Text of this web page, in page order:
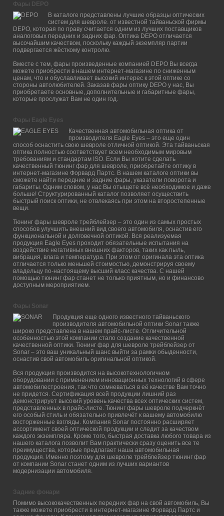
Фары DEPO
В каталоге представлены лучшие образцы оптических
систем для шевроле. от известной тайваньской фирмы
DEPO, которая по праву считается одним из лучших поставщиков
аналоговых передних и задних фар. Оптика DEPO отличается
высочайшим качеством, поскольку каждый экземпляр партии
подвергается жёсткому контролю.
Вместе с тем, фары произведенные компанией DEPO Вы всегда
можете приобрести в нашем интернет-магазине по сниженным
ценам, что и обуславливает высокий интерес к этой оптике со
стороны автолюбителей. Заказав фары оптику DEPO у нас, Вы
приобретаете основные, дополнительные и габаритные фары,
которые прослужат Вам не один год.
Фары Eagle Eyes
Качественная автомобильная оптика от
производителя Eagle Eyes – это еще один
способ оснастить свою шевроле отличной оптикой. Эта тайваньская
оптика полностью соответствует всем необходимым мировым
требованиям и стандартам ISO. Если Вы хотите сделать
качественный тюнинг фар для шевроле, приобретайте оптику в
интернет-магазине Форвард Партс. В нашем каталоге оптики вы
сможете найти передние и задние фары, указатели поворота и
габариты. Одним словом, у нас Вы отыщете всё необходимое и даже
больше! Структурированный каталог позволяет осуществить
быстрый поиск оптики, не отвлекаясь при этом на второстепенные
вещи.
Тюнинг фары шевроле трейблейзер – это один из самых простых
способов улучшить внешний вид своего автомобиля, оснастив его
функциональной и долговечной оптикой. Вся реализуемая
продукция Eagle Eyes проходит обязательные испытания на
воздействие негативных внешних факторов, таких как пыль,
вибрация, влага и температура. При этом от оригинала эта оптика
отличается только меньшей стоимостью, демонстрируя своему
владельцу по-настоящему высший класс качества. С нашей
помощью тюнинг фар станет не только приятным, но и финансово
доступным мероприятием.
Фары Sonar
Продукция еще одного известного тайваньского
производителя автомобильной оптики Sonar также
широко представлена в нашем прайс-листе. Отличительной
особенностью этой компании стало создание качественной
качественной оптики. Тюнинг фар для шевроле трейблейзер от
Sonar – это ваш уникальный шанс выйти за рамки обыденности,
оснастив свой автомобиль оригинальной оптикой.
Вся продукция производится на высокотехнологичном
оборудовании с применением инновационных технологий в сфере
автомобилестроения, так что сомневаться в её качестве Вам точно
не придется. Сертификация всей продукции лишний раз
демонстрирует высокий уровень качества всех оптических систем,
представленных в прайс-листе. Тюнинг фары шевроле подчеркнёт
его особый стиль и обязательно привлечёт к вашему автомобилю
восторженные взгляды. Компания Sonar постоянно расширяет
ассортимент своей оптической продукции и следит за качеством
каждого экземпляра. Кроме того, быстрая доставка любого товара из
нашего каталога позволит Вам практически сразу оценить все те
преимущества, которые предлагает наша автомобильная
продукция. Именно поэтому для шевроле трейблейзер тюнинг фар
от компании Sonar станет одним из лучших вариантов
модернизации автомобиля.
Задние фонари
Помимо высококачественных передних фар на свой автомобиль, Вы
также можете приобрести в интернет-магазине Форвард Партс и